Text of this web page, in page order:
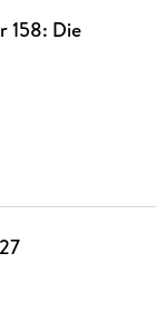
158: Die